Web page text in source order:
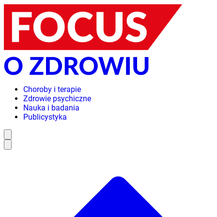
Choroby i terapie
Zdrowie psychiczne
Nauka i badania
Publicystyka